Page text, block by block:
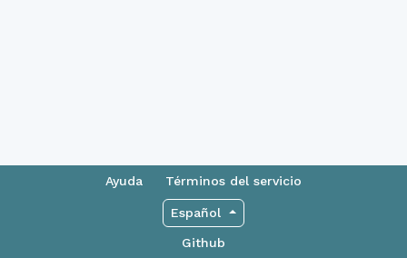
Ayuda Términos del servicio
Español
Github